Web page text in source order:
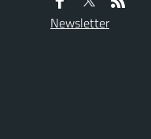
Newsletter